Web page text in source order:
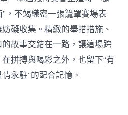
”，不竭織密一張籠罩賽場表
礙收集。精緻的舉措措施、
故事交錯在一路，讓這場跨
拼搏與喝彩之外，也留下“有
永駐”的配合記憶。